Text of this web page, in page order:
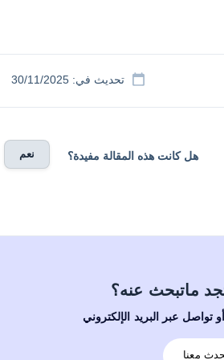
تحديث في: 30/11/2025
هل كانت هذه المقالة مفيدة؟ نعم
ماتبحث عنه؟
تواصل عبر البريد الإلكتروني
معنا